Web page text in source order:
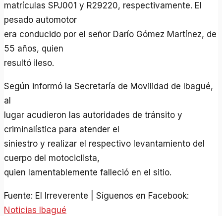
matrículas SPJ001 y R29220, respectivamente. El
pesado automotor
era conducido por el señor Darío Gómez Martínez, de
55 años, quien
resultó ileso.
Según informó la Secretaría de Movilidad de Ibagué,
al
lugar acudieron las autoridades de tránsito y
criminalística para atender el
siniestro y realizar el respectivo levantamiento del
cuerpo del motociclista,
quien lamentablemente falleció en el sitio.
Fuente: El Irreverente | Síguenos en Facebook:
Noticias Ibagué